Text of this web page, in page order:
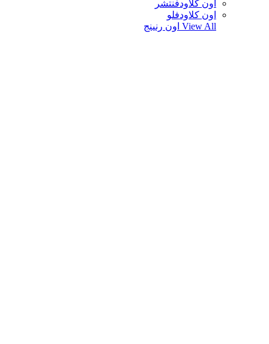
اون كلاودفنتشر
اون كلاودفلو
View All اون رنينج